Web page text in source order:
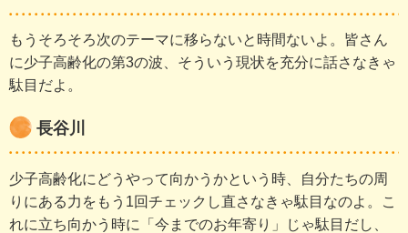
もうそろそろ次のテーマに移らないと時間ないよ。皆さん
に少子高齢化の第3の波、そういう現状を充分に話さなきゃ
駄目だよ。
長谷川
少子高齢化にどうやって向かうかという時、自分たちの周
りにある力をもう1回チェックし直さなきゃ駄目なのよ。こ
れに立ち向かう時に「今までのお年寄り」じゃ駄目だし、